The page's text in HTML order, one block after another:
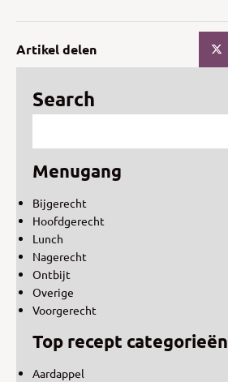
Artikel delen
Search
Menugang
Bijgerecht
Hoofdgerecht
Lunch
Nagerecht
Ontbijt
Overige
Voorgerecht
Top recept categorieën
Aardappel